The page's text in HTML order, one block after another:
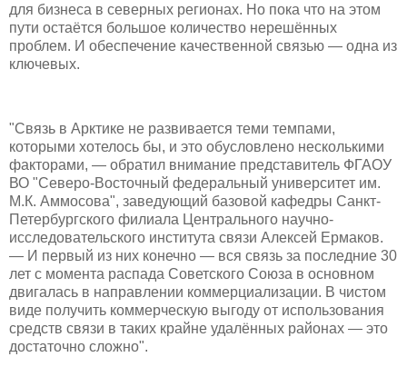
для бизнеса в северных регионах. Но пока что на этом
пути остаётся большое количество нерешённых
проблем. И обеспечение качественной связью — одна из
ключевых.
"Связь в Арктике не развивается теми темпами,
которыми хотелось бы, и это обусловлено несколькими
факторами, — обратил внимание представитель ФГАОУ
ВО "Северо-Восточный федеральный университет им.
М.К. Аммосова", заведующий базовой кафедры Санкт-
Петербургского филиала Центрального научно-
исследовательского института связи Алексей Ермаков.
— И первый из них конечно — вся связь за последние 30
лет с момента распада Советского Союза в основном
двигалась в направлении коммерциализации. В чистом
виде получить коммерческую выгоду от использования
средств связи в таких крайне удалённых районах — это
достаточно сложно".